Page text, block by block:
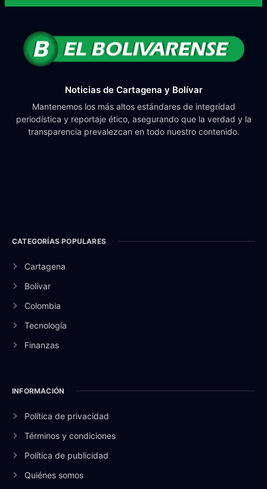
Noticias de Cartagena y Bolívar
Mantenemos los más altos estándares de integridad
periodística y reportaje ético, asegurando que la verdad y la
transparencia prevalezcan en todo nuestro contenido.
CATEGORÍAS POPULARES
Cartagena
Bolívar
Colombia
Tecnología
Finanzas
INFORMACIÓN
Política de privacidad
Términos y condiciones
Política de publicidad
Quiénes somos